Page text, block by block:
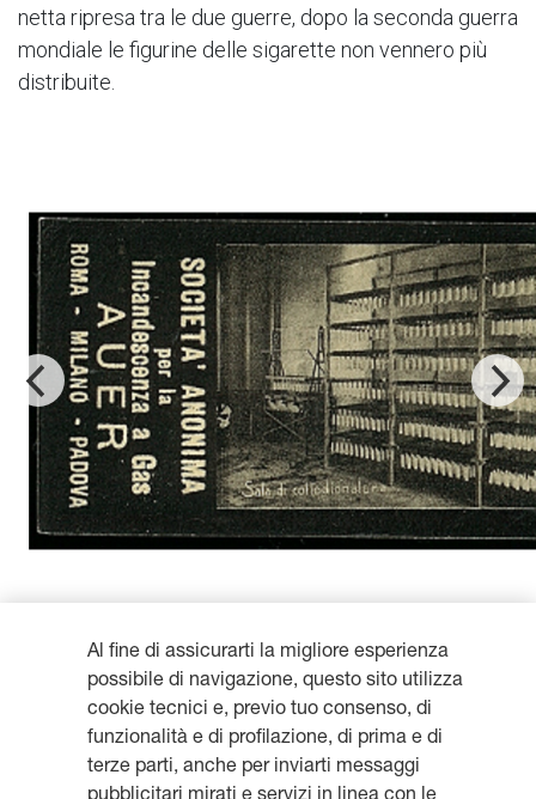
netta ripresa tra le due guerre, dopo la seconda guerra
mondiale le figurine delle sigarette non vennero più
distribuite.
Al fine di assicurarti la migliore esperienza
possibile di navigazione, questo sito utilizza
cookie tecnici e, previo tuo consenso, di
funzionalità e di profilazione, di prima e di
terze parti, anche per inviarti messaggi